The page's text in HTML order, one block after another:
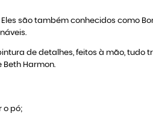
são também conhecidos como
de detalhes, feitos à mão,
Beth Harmon.
o pó;